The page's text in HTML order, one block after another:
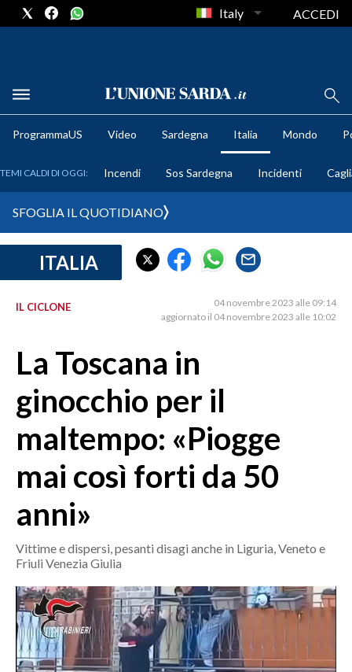
METEO
CRONACA SARDEGNA
PROVINCIA DI CAGLIARI
MEDIO CAMPIDANO
SASSARI E PROVINCIA
NUORO E PROVINCIA
OGLIASTRA
ITALIA
MONDO
POLITICA
ECONOMIA
Italy ACCEDI
ProgrammaUS Video Sardegna Italia Mondo
TEMI CALDI DI OGGI: Incendi Sos Sardegna Incidenti
SFOGLIA IL QUOTIDIANO
ITALIA
IL CICLONE
04 novembre 2023 alle 09:14
aggiornato il 04 novembre 2023 alle 10:02
La Toscana in
ginocchio per il
maltempo: «Piogge
mai così forti da 50
anni»
Vittime e dispersi, pesanti disagi anche in Liguria, Veneto e
Friuli Venezia Giulia